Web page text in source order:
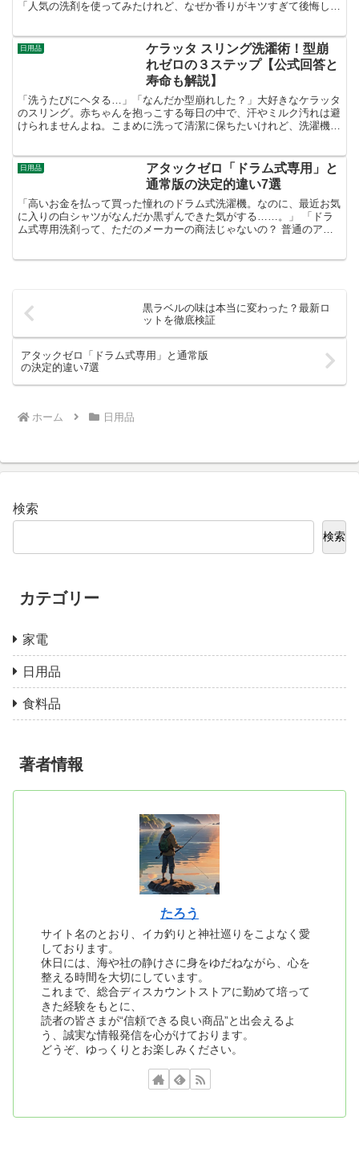
「人気の洗剤を使ってみたけれど、なぜか香りがキツすぎて後悔し
日用品
ケラッタ スリング洗濯術！型崩
れゼロの３ステップ【公式回答と
寿命も解説】
「洗うたびにヘタる…」「なんだか型崩れした？」大好きなケラッタ
のスリング。赤ちゃんを抱っこする毎日の中で、汗やミルク汚れは避
けられませんよね。こまめに洗って清潔に保ちたいけれど、洗濯機に
日用品
アタックゼロ「ドラム式専用」と
通常版の決定的違い7選
「高いお金を払って買った憧れのドラム式洗濯機。なのに、最近お気
に入りの白シャツがなんだか黒ずんできた気がする……。」 「ドラ
ム式専用洗剤って、ただのメーカーの商法じゃないの？ 普通のアタ
黒ラベルの味は本当に変わった？最新ロ
ットを徹底検証
アタックゼロ「ドラム式専用」と通常版
の決定的違い7選
ホーム 日用品
検索
検索
カテゴリー
家電
日用品
食料品
著者情報
たろう
サイト名のとおり、イカ釣りと神社巡りをこよなく愛
しております。
休日には、海や社の静けさに身をゆだねながら、心を
整える時間を大切にしています。
これまで、総合ディスカウントストアに勤めて培って
きた経験をもとに、
読者の皆さまが“信頼できる良い商品”と出会えるよ
う、誠実な情報発信を心がけております。
どうぞ、ゆっくりとお楽しみください。